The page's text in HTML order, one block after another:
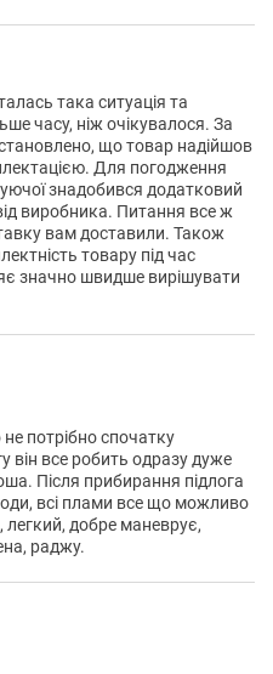
така ситуація та
часу, ніж очікувалося. За
що товар надійшов
Для погодження
знадобився додатковий
виробника. Питання все ж
вам доставили. Також
товару під час
значно швидше вирішувати
потрібно спочатку
він все робить одразу дуже
Після прибирання підлога
всі плами все що можливо
добре маневрує,
раджу.